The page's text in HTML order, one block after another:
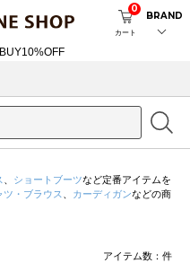
カート
0
BRAND
ショートブーツなど定番アイテムを
ツ・ブラウス カーディガンなどの商
アイテム数： 件